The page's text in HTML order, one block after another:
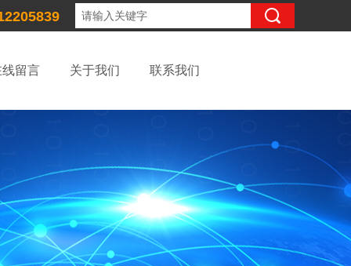
线留言 关于我们 联系我们